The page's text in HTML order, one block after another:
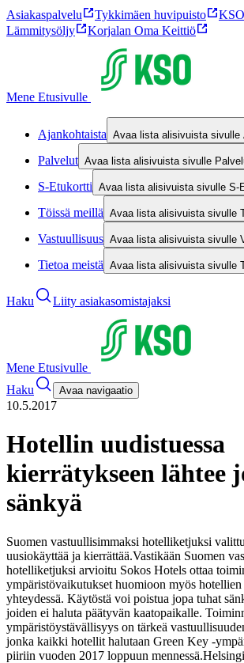
Asiakaspalvelu Tykkimäen huvipuisto
Lämmitysöljy
Korjalan Oma Keittiö
Mene Etusivulle
Ajankohtaista Avaa lista alisivuista sivulle
Palvelut Avaa lista alisivuista sivulle
S-Etukortti Avaa lista alisivuista sivulle S-
Töissä meillä Avaa lista alisivuista sivulle
Vastuullisuus Avaa lista alisivuista sivulle
Tietoa meistä Avaa lista alisivuista sivulle
Haku Liity asiakasomistajaksi
Mene Etusivulle
Haku
Avaa navigaatio
10.5.2017
Hotellin uudistuessa
kierrätykseen lähtee
sänkyä
Suomen vastuullisimmaksi hotelliketjuksi
uusiokäyttää ja kierrättää.Vastikään Suomen
hotelliketjuksi arvioitu Sokos Hotels ottaa
ympäristövaikutukset huomioon myös hotellien
yhteydessä. Käytöstä voi poistua jopa tuhat
joiden ei haluta päätyvän kaatopaikalle.
ympäristöystävällisyys on tärkeä
jonka kaikki hotellit halutaan Green Key -
piiriin vuoden 2017 loppuun mennessä.